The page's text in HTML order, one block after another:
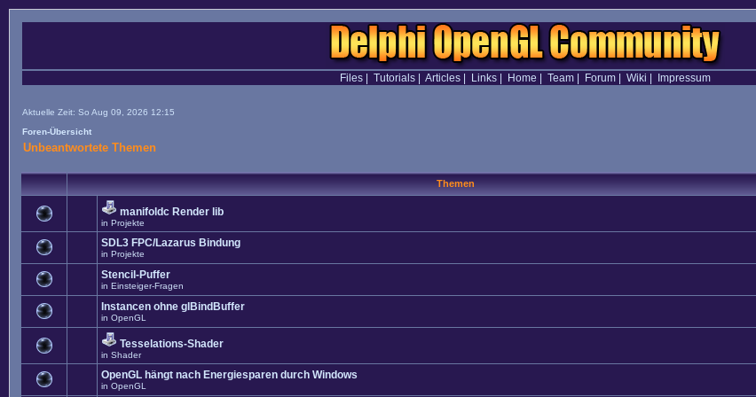
Files| Tutorials| Articles| Links| Home Team| Forum| Wiki Impressum
Aktuelle Zeit: So Aug 09, 2026 12:15
Foren-Übersicht
Unbeantwortete Themen
Themen
manifoldc Render lib
in Projekte
SDL3 FPC/Lazarus Bindung
in Projekte
Stencil-Puffer
in Einsteiger-Fragen
Instancen ohne glBindBuffer
in OpenGL
Tesselations-Shader
in Shader
OpenGL hängt nach Energiesparen durch Windows
in OpenGL